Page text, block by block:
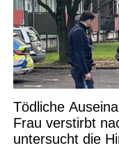
Tödliche
Frau verstirbt
untersucht die